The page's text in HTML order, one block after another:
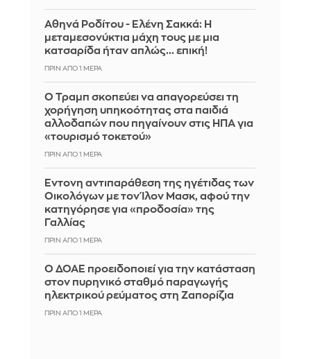
Αθηνά Ροδίτου - Ελένη Σακκά: Η
μεταμεσονύκτια μάχη τους με μια
κατσαρίδα ήταν απλώς... επική!
ΠΡΙΝ ΑΠΌ 1 ΜΈΡΑ
Ο Τραμπ σκοπεύει να απαγορεύσει τη
χορήγηση υπηκοότητας στα παιδιά
αλλοδαπών που πηγαίνουν στις ΗΠΑ για
«τουρισμό τοκετού»
ΠΡΙΝ ΑΠΌ 1 ΜΈΡΑ
Έντονη αντιπαράθεση της ηγέτιδας των
Οικολόγων με τον Ίλον Μασκ, αφού την
κατηγόρησε για «προδοσία» της
Γαλλίας
ΠΡΙΝ ΑΠΌ 1 ΜΈΡΑ
Ο ΔΟΑΕ προειδοποιεί για την κατάσταση
στον πυρηνικό σταθμό παραγωγής
ηλεκτρικού ρεύματος στη Ζαπορίζια
ΠΡΙΝ ΑΠΌ 1 ΜΈΡΑ